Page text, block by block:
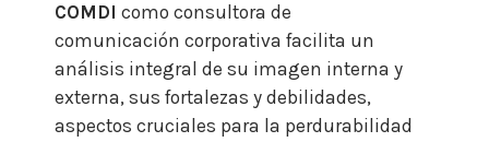
COMDI como consultora de
comunicación corporativa facilita un
análisis integral de su imagen interna y
externa, sus fortalezas y debilidades,
aspectos cruciales para la perdurabilidad